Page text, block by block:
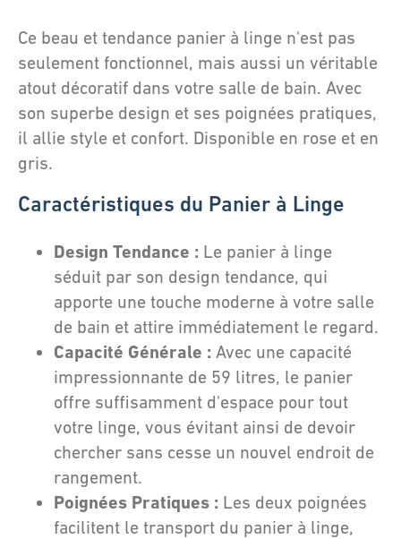
Ce beau et tendance panier à linge n'est pas
seulement fonctionnel, mais aussi un véritable
atout décoratif dans votre salle de bain. Avec
son superbe design et ses poignées pratiques,
il allie style et confort. Disponible en rose et en
gris.
Caractéristiques du Panier à Linge
Design Tendance : Le panier à linge
séduit par son design tendance, qui
apporte une touche moderne à votre salle
de bain et attire immédiatement le regard.
Capacité Générale : Avec une capacité
impressionnante de 59 litres, le panier
offre suffisamment d'espace pour tout
votre linge, vous évitant ainsi de devoir
chercher sans cesse un nouvel endroit de
rangement.
Poignées Pratiques : Les deux poignées
facilitent le transport du panier à linge,